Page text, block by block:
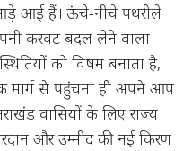
आड़े आई हैं। ऊंचे-नीचे पथरीले
करवट बदल लेने वाला
को विषम बनाता है,
मार्ग से पहुंचना ही अपने आप
वासियों के लिए राज्य
और उम्मीद की नई किरण